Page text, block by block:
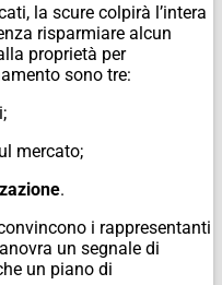
la scure colpirà l’intera
risparmiare alcun
proprietà per
sono tre:
mercato;
.
i rappresentanti
un segnale di
un piano di